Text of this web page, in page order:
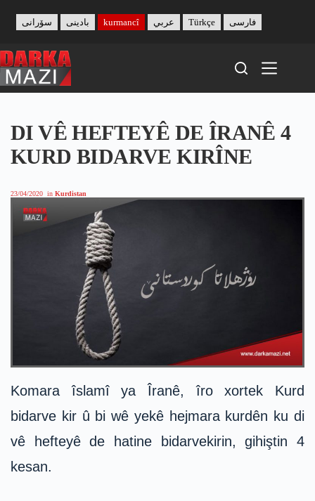
content
بادینی سۆرانی kurmancî عربي Türkçe فارسی
DI VÊ HEFTEYÊ DE ÎRANÊ 4
KURD BIDARVE KIRÎNE
23/04/2020 in Kurdistan
Komara îslamî ya Îranê, îro xortek Kurd
bidarve kir û bi wê yekê hejmara kurdên ku di
vê hefteyê de hatine bidarvekirin, gihiştin 4
kesan.